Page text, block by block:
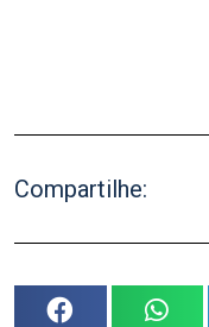
Compartilhe: